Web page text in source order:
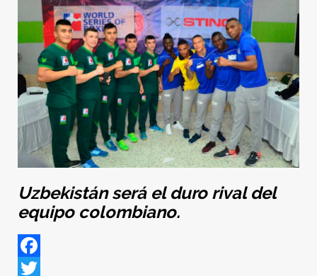
Uzbekistán será el duro rival del
equipo colombiano.
Facebook